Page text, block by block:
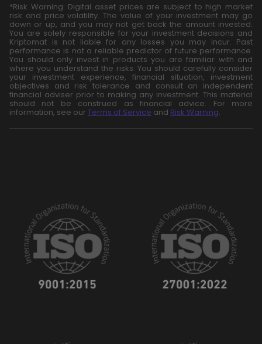
*Risk Warning: Digital asset prices are subject to high market
risk and price volatility. The value of your investment may go
down or up, and you may not get back the amount invested.
You are solely responsible for your investment decisions and
Kriptomat is not liable for any losses you may incur. Past
performance is not a reliable predictor of future performance.
You should only invest in products you are familiar with and
where you understand the risks. You should carefully consider
your investment experience, financial situation, investment
objectives and risk tolerance and consult an independent
financial adviser prior to making any investment. This material
should not be construed as financial advice. For more
information, see our Terms of Service and Risk Warning.